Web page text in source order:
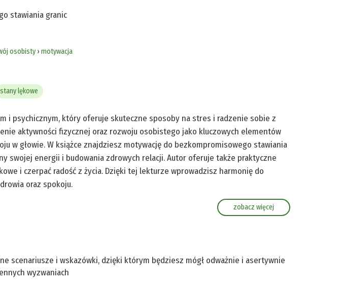
stawiania granic
osobisty› motywacja
stany lękowe
i psychicznym, który oferuje skuteczne sposoby na stres i radzenie sobie z
aktywności fizycznej oraz rozwoju osobistego jako kluczowych elementów
w głowie. W książce znajdziesz motywację do bezkompromisowego stawiania
swojej energii i budowania zdrowych relacji. Autor oferuje także praktyczne
i czerpać radość z życia. Dzięki tej lekturze wprowadzisz harmonię do
oraz spokoju.
zobacz więcej
scenariusze i wskazówki, dzięki którym będziesz mógł odważnie i asertywnie
wyzwaniach